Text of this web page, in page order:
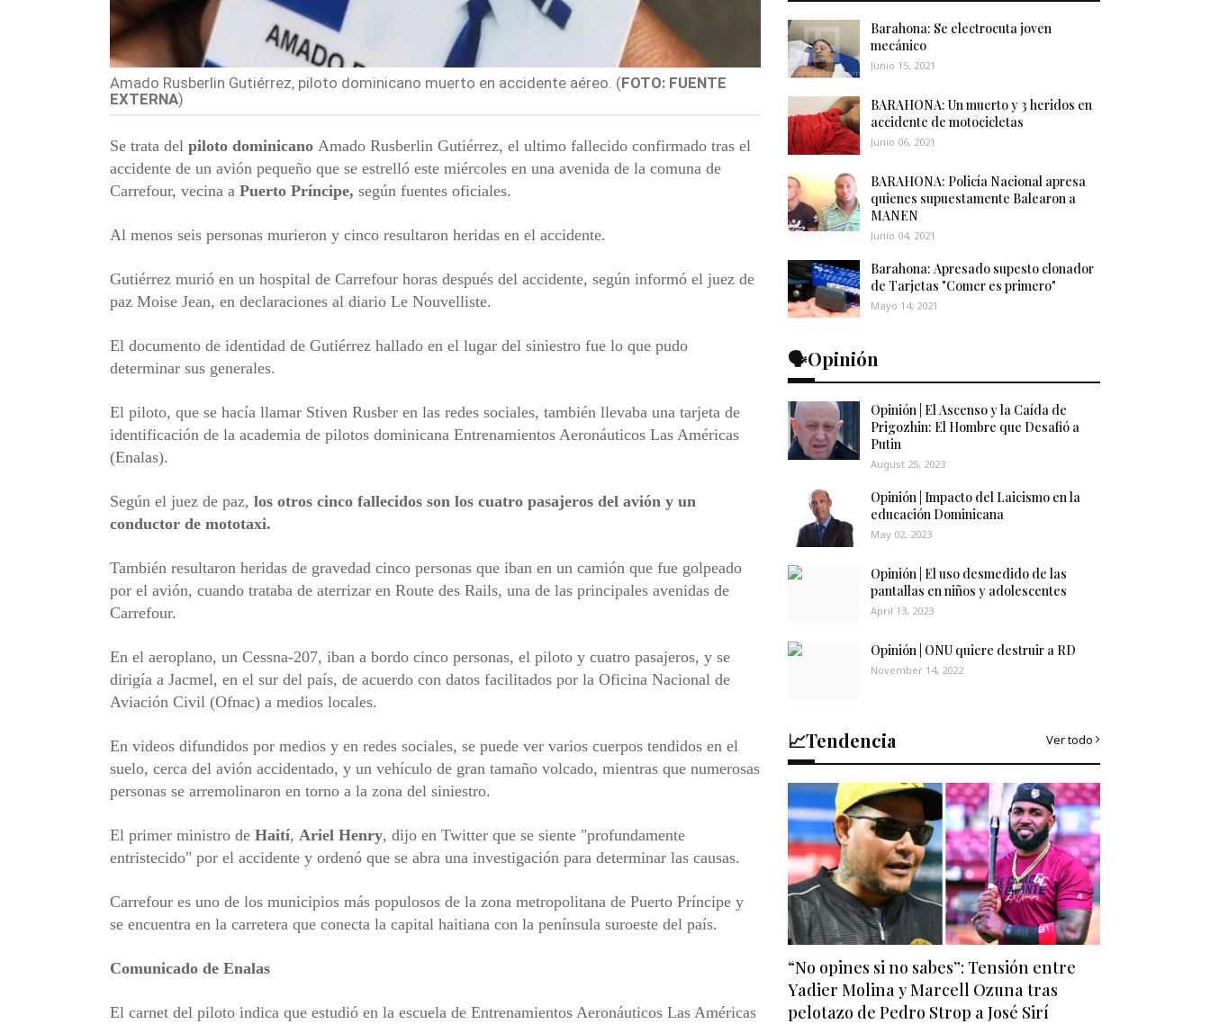
Amado Rusberlin Gutiérrez, piloto dominicano muerto en accidente aéreo. (FOTO: FUENTE
EXTERNA)
Se trata del piloto dominicano Amado Rusberlin Gutiérrez, el ultimo fallecido confirmado tras el
accidente de un avión pequeño que se estrelló este miércoles en una avenida de la comuna de
Carrefour, vecina a Puerto Príncipe, según fuentes oficiales.
Al menos seis personas murieron y cinco resultaron heridas en el accidente.
Gutiérrez murió en un hospital de Carrefour horas después del accidente, según informó el juez de
paz Moise Jean, en declaraciones al diario Le Nouvelliste.
El documento de identidad de Gutiérrez hallado en el lugar del siniestro fue lo que pudo
determinar sus generales.
El piloto, que se hacía llamar Stiven Rusber en las redes sociales, también llevaba una tarjeta de
identificación de la academia de pilotos dominicana Entrenamientos Aeronáuticos Las Américas
(Enalas).
Según el juez de paz, los otros cinco fallecidos son los cuatro pasajeros del avión y un
conductor de mototaxi.
También resultaron heridas de gravedad cinco personas que iban en un camión que fue golpeado
por el avión, cuando trataba de aterrizar en Route des Rails, una de las principales avenidas de
Carrefour.
En el aeroplano, un Cessna-207, iban a bordo cinco personas, el piloto y cuatro pasajeros, y se
dirigía a Jacmel, en el sur del país, de acuerdo con datos facilitados por la Oficina Nacional de
Aviación Civil (Ofnac) a medios locales.
En videos difundidos por medios y en redes sociales, se puede ver varios cuerpos tendidos en el
suelo, cerca del avión accidentado, y un vehículo de gran tamaño volcado, mientras que numerosas
personas se arremolinaron en torno a la zona del siniestro.
El primer ministro de Haití, Ariel Henry, dijo en Twitter que se siente "profundamente
entristecido" por el accidente y ordenó que se abra una investigación para determinar las causas.
Carrefour es uno de los municipios más populosos de la zona metropolitana de Puerto Príncipe y
se encuentra en la carretera que conecta la capital haitiana con la península suroeste del país.
Comunicado de Enalas
El carnet del piloto indica que estudió en la escuela de Entrenamientos Aeronáuticos Las Américas
Barahona: Se electrocuta joven
mecánico
Junio 15, 2021
BARAHONA: Un muerto y 3 heridos en
accidente de motocicletas
Junio 06, 2021
BARAHONA: Policía Nacional apresa
quienes supuestamente Balearon a
MANEN
Junio 04, 2021
Barahona: Apresado supesto clonador
de Tarjetas "Comer es primero"
Mayo 14, 2021
🗣️Opinión
Opinión | El Ascenso y la Caída de
Prigozhin: El Hombre que Desafió a
Putin
August 25, 2023
Opinión | Impacto del Laicismo en la
educación Dominicana
May 02, 2023
Opinión | El uso desmedido de las
pantallas en niños y adolescentes
April 13, 2023
Opinión | ONU quiere destruir a RD
November 14, 2022
📈Tendencia Ver todo
“No opines si no sabes”: Tensión entre
Yadier Molina y Marcell Ozuna tras
pelotazo de Pedro Strop a José Sirí